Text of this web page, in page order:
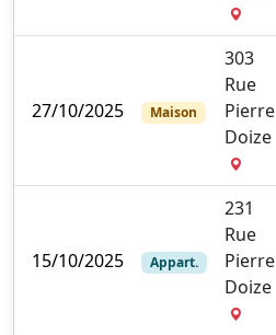
27/10/2025 Maison
303
Rue
Pierre
Doize
15/10/2025 Appart.
231
Rue
Pierre
Doize